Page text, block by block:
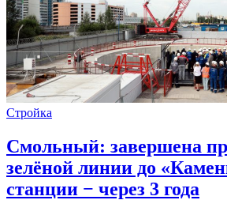
Стройка
Смольный: завершена
зелёной линии до
станции − через 3 года